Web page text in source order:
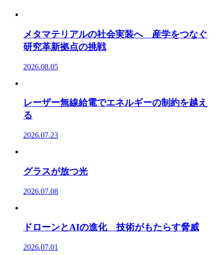
メタマテリアルの社会実装へ 産学をつなぐ
研究革新拠点の挑戦
2026.08.05
レーザー無線給電でエネルギーの制約を越え
る
2026.07.23
グラスが放つ光
2026.07.08
ドローンとAIの進化 技術がもたらす脅威
2026.07.01